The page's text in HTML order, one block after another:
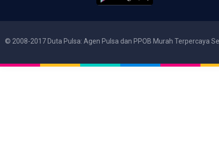
© 2008-2017 Duta Pulsa: Agen Pulsa dan PPOB Murah Terpercaya